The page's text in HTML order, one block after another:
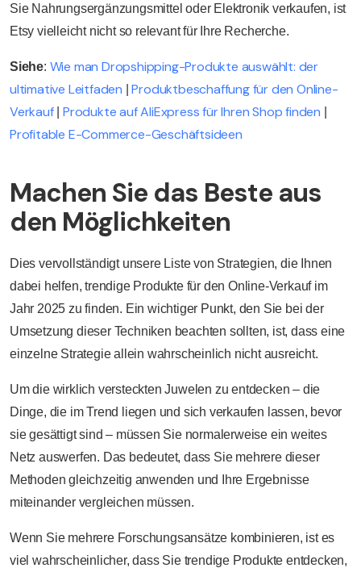
Sie Nahrungsergänzungsmittel oder Elektronik verkaufen, ist
Etsy vielleicht nicht so relevant für Ihre Recherche.
Siehe: Wie man Dropshipping-Produkte auswählt: der
ultimative Leitfaden Produktbeschaffung für den Online-
Verkauf| Produkte auf AliExpress für Ihren Shop finden
Profitable E-Commerce-Geschäftsideen
Machen Sie das Beste aus
den Möglichkeiten
Dies vervollständigt unsere Liste von Strategien, die Ihnen
dabei helfen, trendige Produkte für den Online-Verkauf im
Jahr 2025 zu finden. Ein wichtiger Punkt, den Sie bei der
Umsetzung dieser Techniken beachten sollten, ist, dass eine
einzelne Strategie allein wahrscheinlich nicht ausreicht.
Um die wirklich versteckten Juwelen zu entdecken – die
Dinge, die im Trend liegen und sich verkaufen lassen, bevor
sie gesättigt sind – müssen Sie normalerweise ein weites
Netz auswerfen. Das bedeutet, dass Sie mehrere dieser
Methoden gleichzeitig anwenden und Ihre Ergebnisse
miteinander vergleichen müssen.
Wenn Sie mehrere Forschungsansätze kombinieren, ist es
viel wahrscheinlicher, dass Sie trendige Produkte entdecken,